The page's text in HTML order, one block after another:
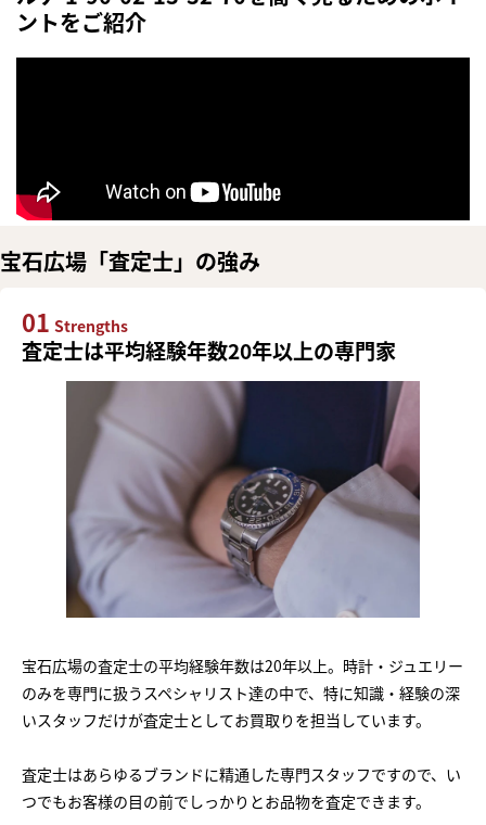
ントをご紹介
宝石広場「査定士」の強み
01 Strengths
査定士は平均経験年数20年以上の専門家
宝石広場の査定士の平均経験年数は20年以上。時計・ジュエリー
のみを専門に扱うスペシャリスト達の中で、特に知識・経験の深
いスタッフだけが査定士としてお買取りを担当しています。
査定士はあらゆるブランドに精通した専門スタッフですので、い
つでもお客様の目の前でしっかりとお品物を査定できます。